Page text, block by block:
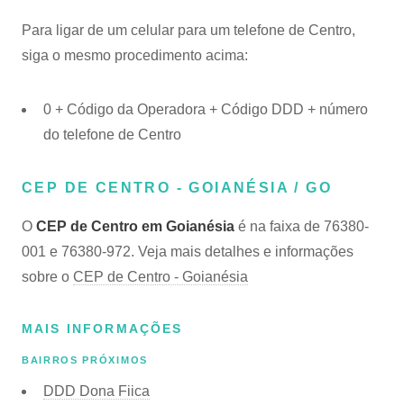
Para ligar de um celular para um telefone de Centro,
siga o mesmo procedimento acima:
0 + Código da Operadora + Código DDD + número
do telefone de Centro
CEP DE CENTRO - GOIANÉSIA / GO
O CEP de Centro em Goianésia é na faixa de 76380-
001 e 76380-972. Veja mais detalhes e informações
sobre o CEP de Centro - Goianésia
MAIS INFORMAÇÕES
BAIRROS PRÓXIMOS
DDD Dona Fiica